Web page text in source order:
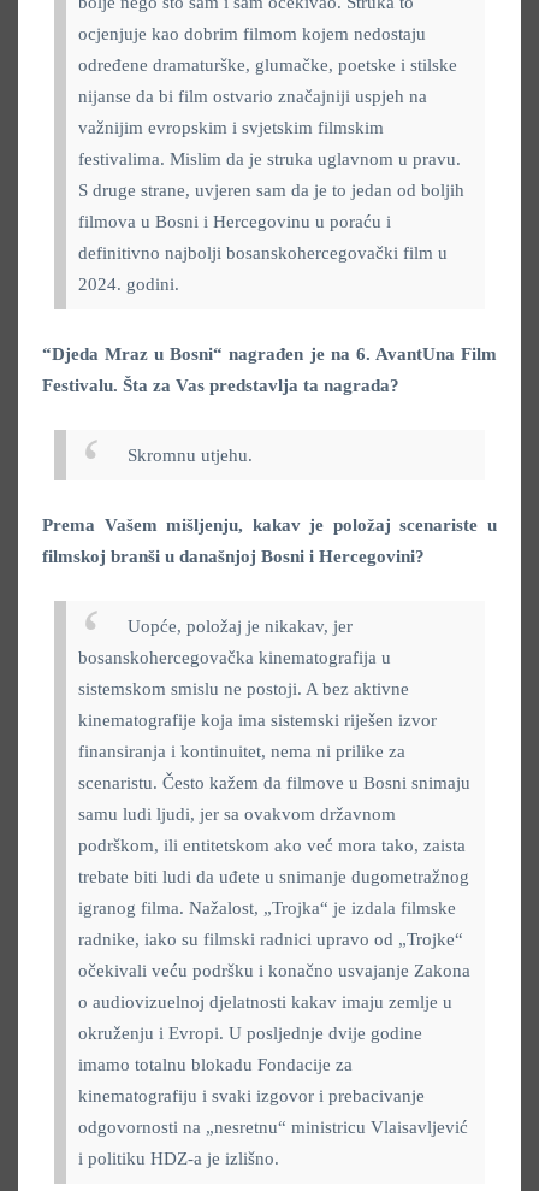
ocjenjuje kao dobrim filmom kojem nedostaju
određene dramaturške, glumačke, poetske i stilske
nijanse da bi film ostvario značajniji uspjeh na
važnijim evropskim i svjetskim filmskim
festivalima. Mislim da je struka uglavnom u pravu.
S druge strane, uvjeren sam da je to jedan od boljih
filmova u Bosni i Hercegovinu u poraću i
definitivno najbolji bosanskohercegovački film u
2024. godini.
“Djeda Mraz u Bosni“ nagrađen je na 6. AvantUna Film
Festivalu. Šta za Vas predstavlja ta nagrada?
Skromnu utjehu.
Prema Vašem mišljenju, kakav je položaj scenariste u
filmskoj branši u današnjoj Bosni i Hercegovini?
Uopće, položaj je nikakav, jer
bosanskohercegovačka kinematografija u
sistemskom smislu ne postoji. A bez aktivne
kinematografije koja ima sistemski riješen izvor
finansiranja i kontinuitet, nema ni prilike za
scenaristu. Često kažem da filmove u Bosni snimaju
samu ludi ljudi, jer sa ovakvom državnom
podrškom, ili entitetskom ako već mora tako, zaista
trebate biti ludi da uđete u snimanje dugometražnog
igranog filma. Nažalost, „Trojka“ je izdala filmske
radnike, iako su filmski radnici upravo od „Trojke“
očekivali veću podršku i konačno usvajanje Zakona
o audiovizuelnoj djelatnosti kakav imaju zemlje u
okruženju i Evropi. U posljednje dvije godine
imamo totalnu blokadu Fondacije za
kinematografiju i svaki izgovor i prebacivanje
odgovornosti na „nesretnu“ ministricu Vlaisavljević
i politiku HDZ-a je izlišno.